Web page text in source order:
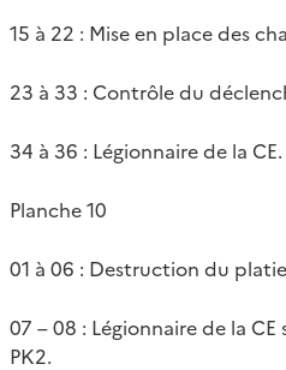
15 à 22 : Mise en place des
23 à 33 : Contrôle du
34 à 36 : Légionnaire de la CE.
Planche 10
01 à 06 : Destruction du
07 – 08 : Légionnaire de la
PK2.